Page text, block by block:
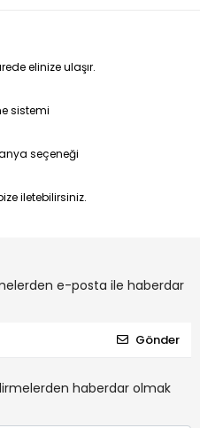
elinize ulaşır.
sistemi
seçeneği
iletebilirsiniz.
e-posta ile haberdar
Gönder
haberdar olmak